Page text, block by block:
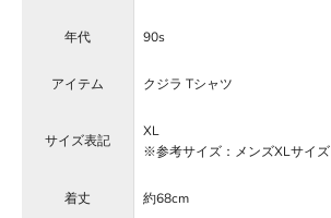
年代 90s
アイテム クジラ Tシャツ
サイズ表記
XL
※参考サイズ：メンズXLサイズ
着丈 約68cm